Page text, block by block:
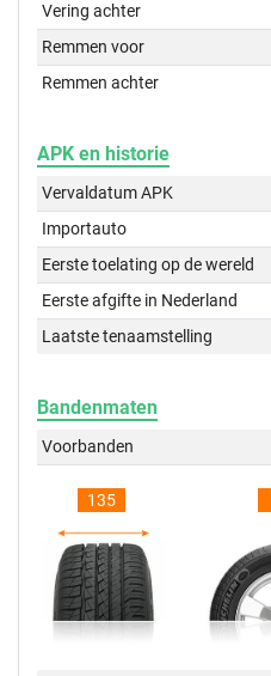
Vering achter
Remmen voor
Remmen achter
APK en historie
Vervaldatum APK
Importauto
Eerste toelating op de wereld
Eerste afgifte in Nederland
Laatste tenaamstelling
Bandenmaten
Voorbanden
135